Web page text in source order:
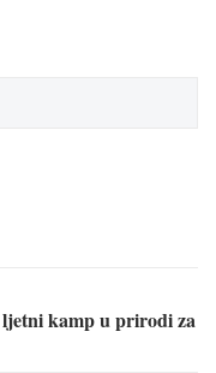
kamp u prirodi za